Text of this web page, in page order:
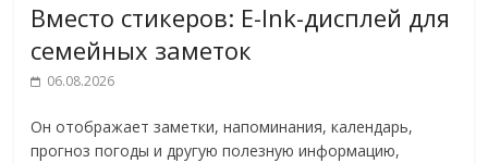
Вместо стикеров: E-Ink-дисплей для
семейных заметок
06.08.2026
Он отображает заметки, напоминания, календарь,
прогноз погоды и другую полезную информацию,